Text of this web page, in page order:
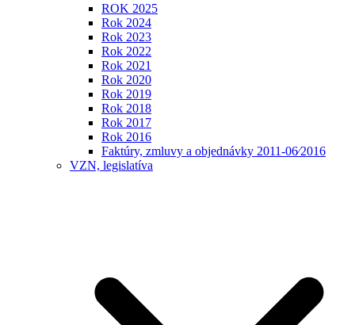
ROK 2025
Rok 2024
Rok 2023
Rok 2022
Rok 2021
Rok 2020
Rok 2019
Rok 2018
Rok 2017
Rok 2016
Faktúry, zmluvy a objednávky 2011-06⁄2016
VZN, legislatíva